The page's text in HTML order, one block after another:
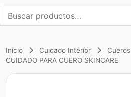
Buscar
por:
Inicio Cuidado Interior Cueros
CUIDADO PARA CUERO SKINCARE